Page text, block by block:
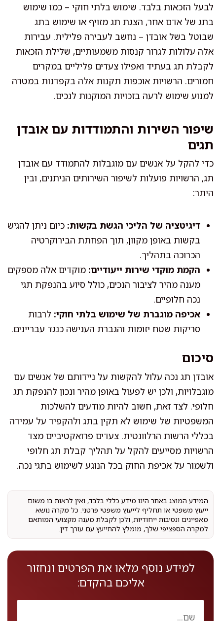
לבעל הזכאות בלבד. שימוש בלתי חוקי – כמו שימוש
בתג של אדם אחר, הצגת תג מזויף או שימוש בתג
שבוטל בשל אובדן – נחשב לעבירה פלילית. עבירות
אלה עלולות לגרור קנסות משמעותיים, שלילת הזכאות
לקבלת תג בעתיד ואפילו צעדים פליליים במקרים
חמורים. הרשויות אוכפות תקנות אלה בקפדנות במטרה
למנוע שימוש לרעה בזכויות המוקנות לנכים.
שיפור השירות והתמודדות עם אובדן
תגים
כדי להקל על אנשים עם מוגבלות להתמודד עם אובדן
תג, הרשויות פועלות לשיפור השירותים הניתנים, ובין
היתר:
דיגיטציה של הליכי הגשת בקשות: כיום ניתן להגיש
בקשות באופן מקוון, תוך הפחתת הבירוקרטיה
הכרוכה בתהליך.
הקמת מוקדי שירות ייעודיים: מוקדים אלה מספקים
מענה מהיר לציבור הנכים, כולל סיוע בהנפקת תגי
נכה חלופיים.
אכיפה מוגברת של שימוש בלתי חוקי: לרבות
סריקות שטח יזומות והגברת הענישה כנגד עבריינים.
סיכום
אובדן תג נכה עלול להקשות על ניידותם של אנשים עם
מוגבלויות, ולכן יש לפעול באופן מהיר ונכון להנפקת תג
חלופי. לצד זאת, חשוב להיות מודעים להשלכות
המשפטיות של שימוש לא תקין בתג ולהקפיד על עמידה
בכללי הרשות הרלוונטית. צעדים פרואקטיביים מצד
הרשויות מסייעים להקל על תהליך קבלת תג חלופי
ולשמור על אכיפת החוק בכל הנוגע לשימוש בתגי נכה.
המידע המוצג באתר הינו מידע כללי בלבד, ואין לראות בו משום
ייעוץ משפטי או תחליף לייעוץ משפטי פרטני. כל מקרה נושא
מאפיינים ונסיבות ייחודיות, ולכן לקבלת מענה מקצועי המותאם
למקרה הספציפי שלך, מומלץ להתייעץ עם עורך דין.
למידע נוסף מלאו את הפרטים ונחזור
אליכם בהקדם: